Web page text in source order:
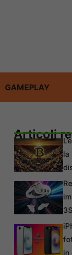
GAMEPLAY
Articoli
la
in